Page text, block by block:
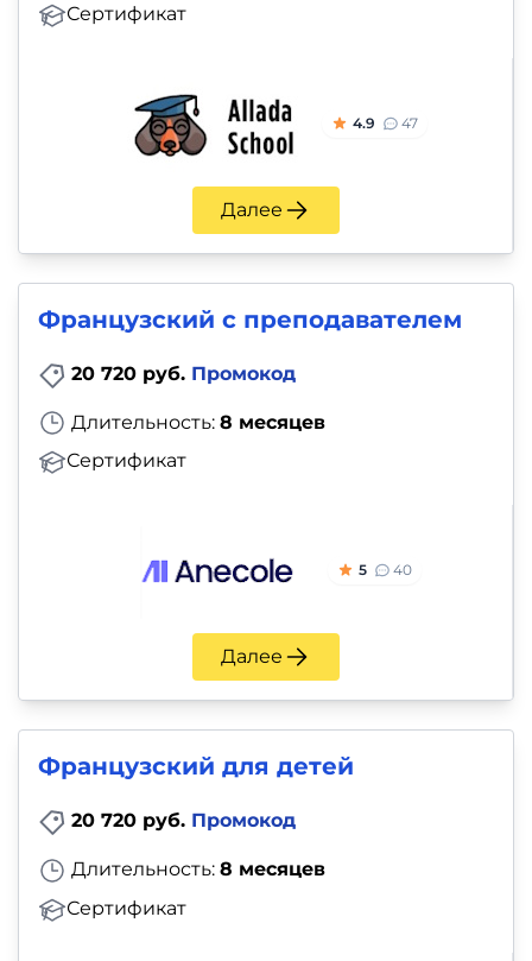
Сертификат
4.9 47
Далее
Французский с преподавателем
20 720 руб. Промокод
Длительность: 8 месяцев
Сертификат
5 40
Далее
Французский для детей
20 720 руб. Промокод
Длительность: 8 месяцев
Сертификат